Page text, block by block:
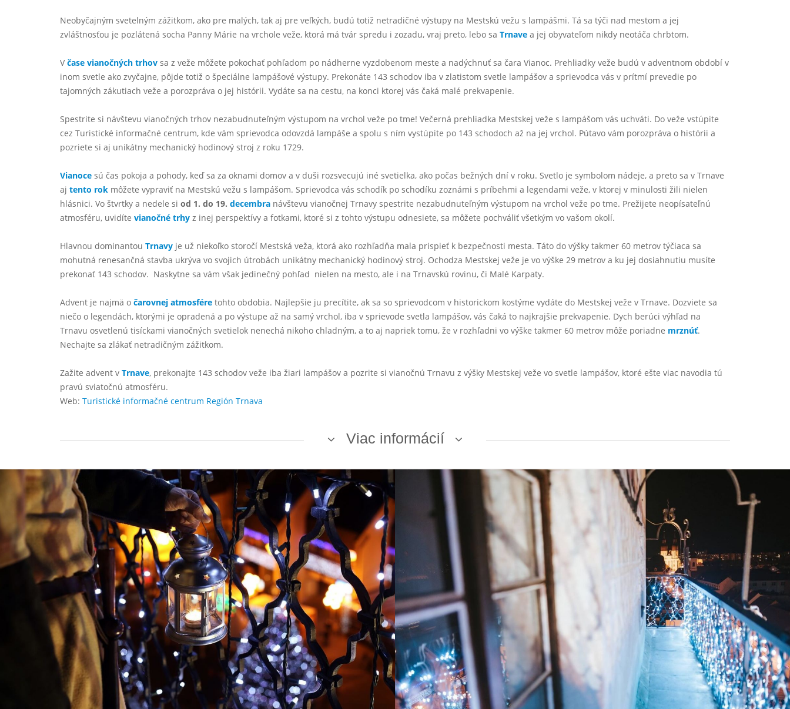
Neobyčajným svetelným zážitkom, ako pre malých, tak aj pre veľkých, budú totiž netradičné výstupy na Mestskú vežu s lampášmi. Tá sa týči nad mestom a jej
zvláštnosťou je pozlátená socha Panny Márie na vrchole veže, ktorá má tvár spredu i zozadu, vraj preto, lebo sa Trnave a jej obyvateľom nikdy neotáča chrbtom.
V čase vianočných trhov sa z veže môžete pokochať pohľadom po nádherne vyzdobenom meste a nadýchnuť sa čara Vianoc. Prehliadky veže budú v adventnom období v
inom svetle ako zvyčajne, pôjde totiž o špeciálne lampášové výstupy. Prekonáte 143 schodov iba v zlatistom svetle lampášov a sprievodca vás v prítmí prevedie po
tajomných zákutiach veže a porozpráva o jej histórii. Vydáte sa na cestu, na konci ktorej vás čaká malé prekvapenie.
Spestrite si návštevu vianočných trhov nezabudnuteľným výstupom na vrchol veže po tme! Večerná prehliadka Mestskej veže s lampášom vás uchváti. Do veže vstúpite
cez Turistické informačné centrum, kde vám sprievodca odovzdá lampáše a spolu s ním vystúpite po 143 schodoch až na jej vrchol. Pútavo vám porozpráva o histórii a
pozriete si aj unikátny mechanický hodinový stroj z roku 1729.
Vianoce sú čas pokoja a pohody, keď sa za oknami domov a v duši rozsvecujú iné svetielka, ako počas bežných dní v roku. Svetlo je symbolom nádeje, a preto sa v Trnave
aj tento rok môžete vypraviť na Mestskú vežu s lampášom. Sprievodca vás schodík po schodíku zoznámi s príbehmi a legendami veže, v ktorej v minulosti žili nielen
hlásnici. Vo štvrtky a nedele si od 1. do 19. decembra návštevu vianočnej Trnavy spestrite nezabudnuteľným výstupom na vrchol veže po tme. Prežijete neopísateľnú
atmosféru, uvidíte vianočné trhy z inej perspektívy a fotkami, ktoré si z tohto výstupu odnesiete, sa môžete pochváliť všetkým vo vašom okolí.
Hlavnou dominantou Trnavy je už niekoľko storočí Mestská veža, ktorá ako rozhľadňa mala prispieť k bezpečnosti mesta. Táto do výšky takmer 60 metrov týčiaca sa
mohutná renesančná stavba ukrýva vo svojich útrobách unikátny mechanický hodinový stroj. Ochodza Mestskej veže je vo výške 29 metrov a ku jej dosiahnutiu musíte
prekonať 143 schodov. Naskytne sa vám však jedinečný pohľad nielen na mesto, ale i na Trnavskú rovinu, či Malé Karpaty.
Advent je najmä o čarovnej atmosfére tohto obdobia. Najlepšie ju precítite, ak sa so sprievodcom v historickom kostýme vydáte do Mestskej veže v Trnave. Dozviete sa
niečo o legendách, ktorými je opradená a po výstupe až na samý vrchol, iba v sprievode svetla lampášov, vás čaká to najkrajšie prekvapenie. Dych berúci výhľad na
Trnavu osvetlenú tisíckami vianočných svetielok nenechá nikoho chladným, a to aj napriek tomu, že v rozhľadni vo výške takmer 60 metrov môže poriadne mrznúť.
Nechajte sa zlákať netradičným zážitkom.
Zažite advent v Trnave, prekonajte 143 schodov veže iba žiari lampášov a pozrite si vianočnú Trnavu z výšky Mestskej veže vo svetle lampášov, ktoré ešte viac navodia tú
pravú sviatočnú atmosféru.
Web: Turistické informačné centrum Región Trnava
Viac informácií